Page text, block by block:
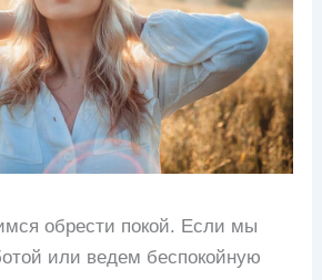
обрести покой. Если мы
или ведем беспокойную